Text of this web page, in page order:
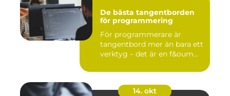
De bästa tangentborden
för programmering
För programmerare är
tangentbord mer än bara ett
verktyg – det är en f&oum...
14. okt